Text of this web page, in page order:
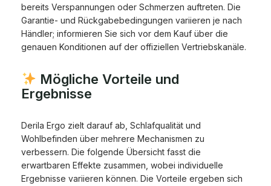
bereits Verspannungen oder Schmerzen auftreten. Die
Garantie- und Rückgabebedingungen variieren je nach
Händler; informieren Sie sich vor dem Kauf über die
genauen Konditionen auf der offiziellen Vertriebskanäle.
Mögliche Vorteile und
Ergebnisse
Derila Ergo zielt darauf ab, Schlafqualität und
Wohlbefinden über mehrere Mechanismen zu
verbessern. Die folgende Übersicht fasst die
erwartbaren Effekte zusammen, wobei individuelle
Ergebnisse variieren können. Die Vorteile ergeben sich